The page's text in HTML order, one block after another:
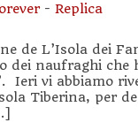
- Replica
de L’Isola dei
dei naufraghi che
Ieri vi abbiamo
Tiberina, per